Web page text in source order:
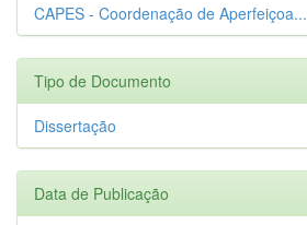
CAPES - Coordenação de Aperfeiçoa...
Tipo de Documento
Dissertação
Data de Publicação